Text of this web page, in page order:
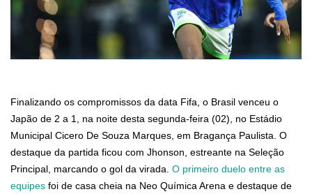
Finalizando os compromissos da data Fifa, o Brasil venceu o
Japão de 2 a 1, na noite desta segunda-feira (02), no Estádio
Municipal Cicero De Souza Marques, em Bragança Paulista. O
destaque da partida ficou com Jhonson, estreante na Seleção
Principal, marcando o gol da virada. O primeiro duelo entre as
equipes foi de casa cheia na Neo Química Arena e destaque de